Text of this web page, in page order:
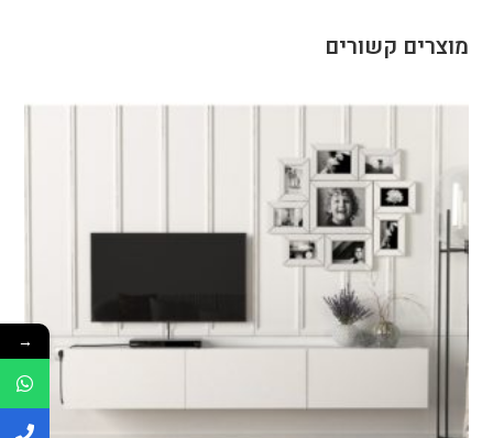
מוצרים קשורים
→